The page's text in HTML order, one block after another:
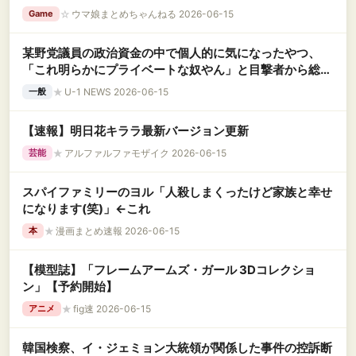
Game ☆ ウマ娘まとめちゃんねる 2026-06-15
某野党議員の政治資金の中で個人的に気になったやつ、
「これ明らかにプライベートな奴やん」と目撃者から総ツ
ッコミを……
一般 ★ U-1 NEWS 2026-06-15
【速報】明日花キララ最新バージョン更新
芸能 ★ アルファルファモザイク 2026-06-15
スパイファミリーのヨル「人殺しまくったけど家族と幸せ
になります(笑)」←これ
本 ★ 漫画まとめ速報 2026-06-15
【模型誌】「フレームアームズ・ガール 3Dコレクショ
ン」【予約開始】
アニメ ★ fig速 2026-06-15
韓国検察、イ・ジェミョン大統領が関係した事件の控訴断